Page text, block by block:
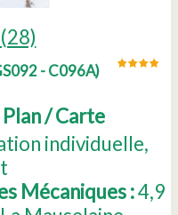
- C096A)
Plan / Carte)
individuelle
Mécaniques :4,9